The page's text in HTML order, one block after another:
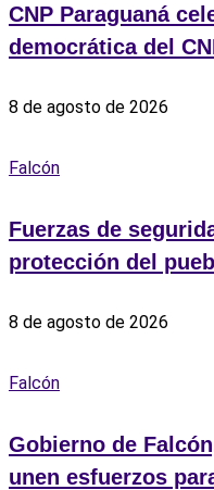
CNP Paraguaná
democrática del
8 de agosto de 2026
Falcón
Fuerzas de
protección del
8 de agosto de 2026
Falcón
Gobierno de
unen esfuerzos